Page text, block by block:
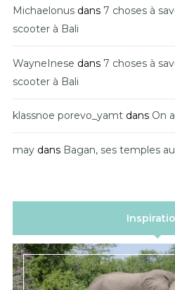
Michaelonus dans 7 choses à
scooter à Bali
WayneInese dans 7 choses à
scooter à Bali
klassnoe porevo_yamt dans On
may dans Bagan, ses temples